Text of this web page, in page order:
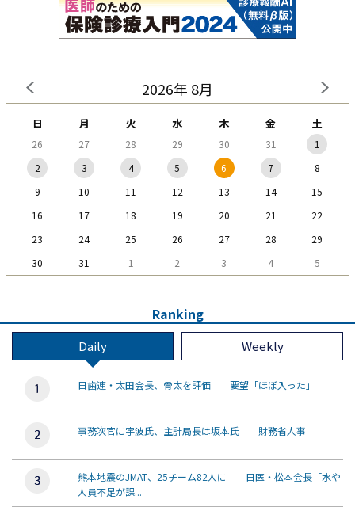
2026年 8月
日 月 火 水 木 金 土
26 27 28 29 30 31
1
2
3 4 5 6 7
8
9
10 11 12 13 14
15
16
17 18 19 20 21
22
23
24 25 26 27 28
29
30
31 1 2 3 4 5
Ranking
Daily Weekly
日歯連・太田会長、骨太を評価 要望「ほぼ入った」
事務次官に宇波氏、主計局長は坂本氏 財務省人事
熊本地震のJMAT、25チーム82人に 日医・松本会長「水や
人員不足が課...